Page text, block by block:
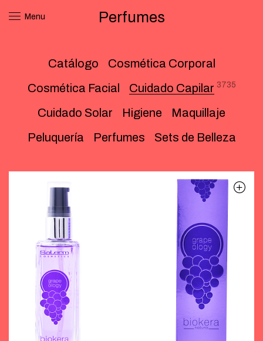
Menu Perfumes
Catálogo
Cosmética Corporal
Cosmética Facial
Cuidado Capilar 3735
Cuidado Solar Higiene
Maquillaje
Peluquería
Perfumes Sets de Belleza